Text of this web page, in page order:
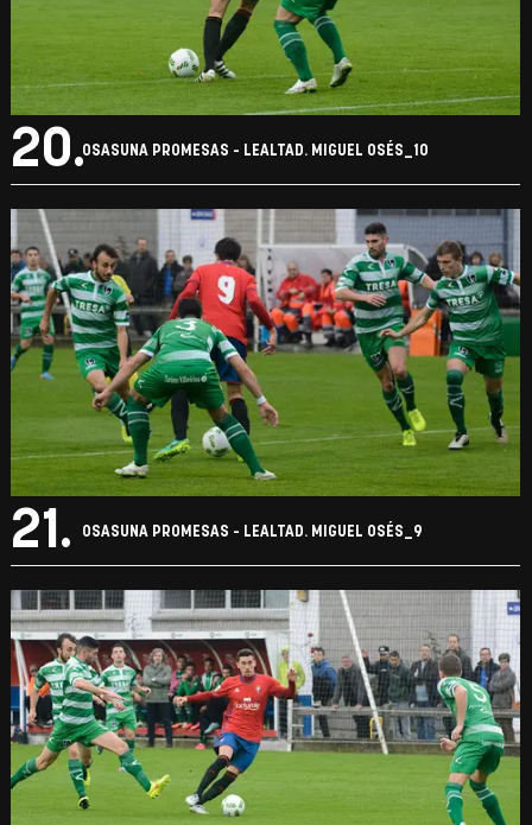
20.OSASUNA PROMESAS - LEALTAD. MIGUEL OSÉS_10
21. OSASUNA PROMESAS - LEALTAD. MIGUEL OSÉS_9